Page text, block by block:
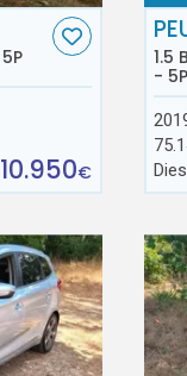
10.950€
1.5
- 5P